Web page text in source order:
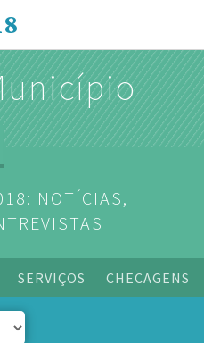
NOTÍCIAS,
SERVIÇOS CHECAGENS